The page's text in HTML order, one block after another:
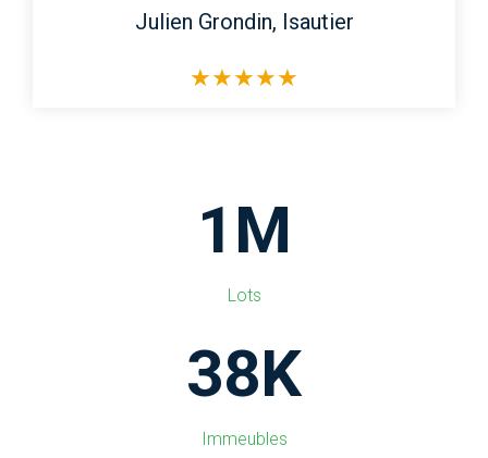
Julien Grondin, Isautier
★★★★★
1M
Lots
38K
Immeubles